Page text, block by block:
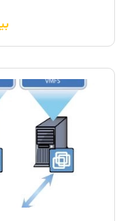
ذخیره سازی را با
توسعه دهند، درحالیکه
حفظ کنند.